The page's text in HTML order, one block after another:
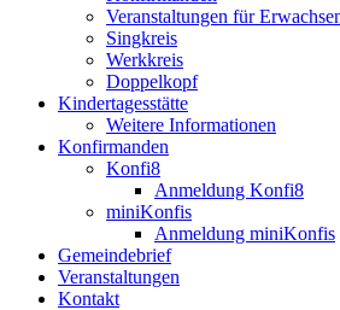
Veranstaltungen für
Singkreis
Werkkreis
Doppelkopf
Kindertagesstätte
Weitere Informationen
Konfirmanden
Konfi8
Anmeldung Konfi8
miniKonfis
Anmeldung miniKonfis
Gemeindebrief
Veranstaltungen
Kontakt